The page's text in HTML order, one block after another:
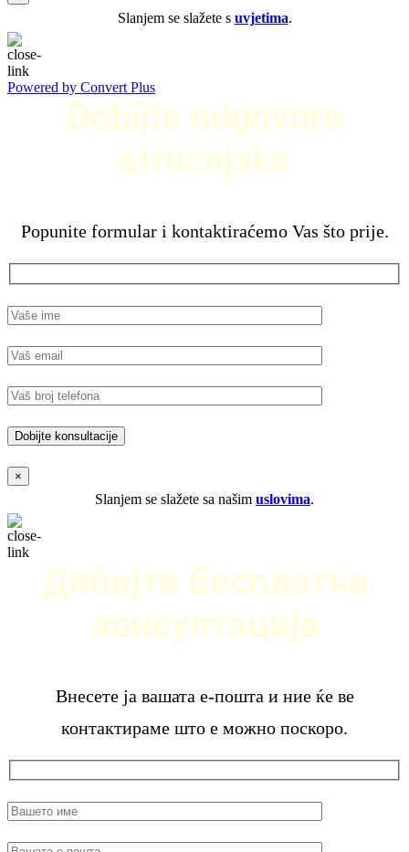
Slanjem se slažete s uvjetima.
Powered by Convert Plus
Dobijte odgovore
stručnjaka
Popunite formular i kontaktiraćemo Vas što prije.
×
Slanjem se slažete sa našim uslovima.
Добијте бесплатна
консултација
Внесете ја вашата е-пошта и ние ќе ве
контактираме што е можно поскоро.